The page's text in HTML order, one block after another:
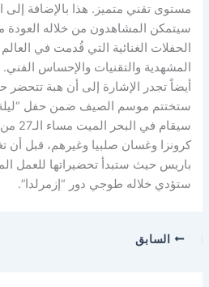
مستوى تقني متميز. هذا بالإضافة
سيتمكن المشاهدون من خلاله العودة
الحفلات الغنائية التي قُدمت في
المشهدية والتقنيات والإحساس الفني.
أيضاً تجدر الإشارة إلى أن هبة تتحضر
ستختتم موسم الصيف ضمن حفل
كرونزا وغسان صلبيا وغيرهم، قبل أن
باريس حيث ستبدأ تحضيراتها للعمل
ستؤدي خلاله طوجي دور “إزمرلدا”.
السابق